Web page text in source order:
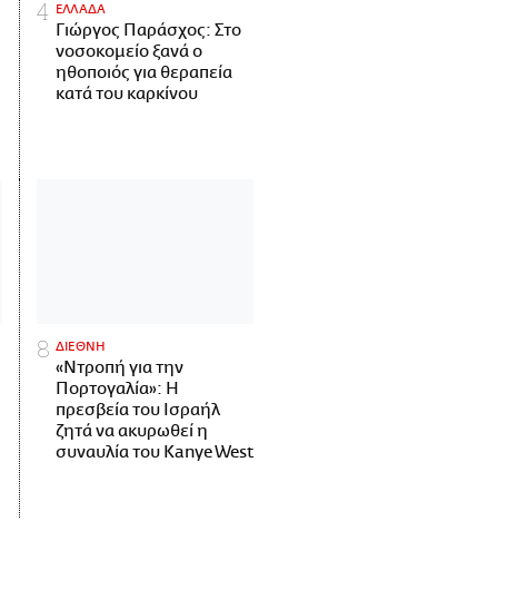
ΕΛΛΑΔΑ
Γιώργος Παράσχος: Στο
νοσοκομείο ξανά ο
ηθοποιός για θεραπεία
κατά του καρκίνου
ΔΙΕΘΝΗ
«Ντροπή για την
Πορτογαλία»: Η
πρεσβεία του Ισραήλ
ζητά να ακυρωθεί η
συναυλία του Kanye West